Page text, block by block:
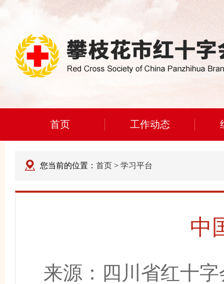
首页 工作动态
您当前的位置： 首页 > 学习平台
中
来源： 四川省红十字